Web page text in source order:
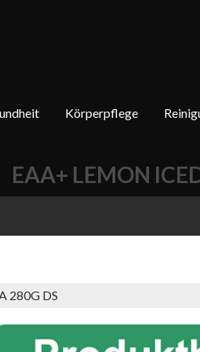
Körperpflege
EAA+ LEMON
280G DS